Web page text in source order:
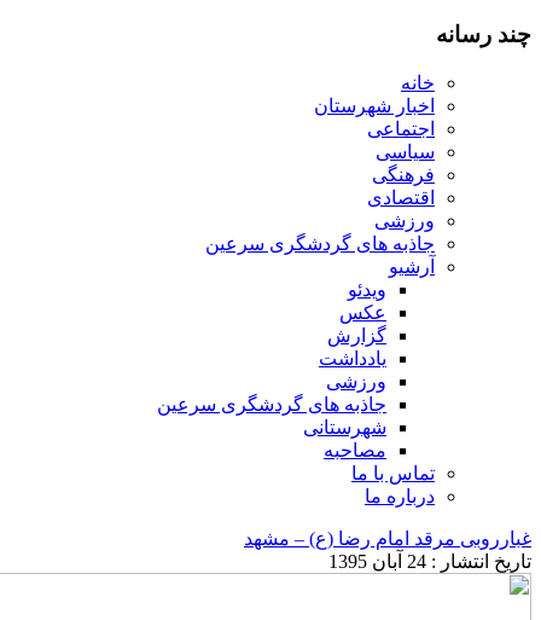
چند رسانه
خانه
اخبار شهرستان
اجتماعی
سیاسی
فرهنگی
اقتصادی
ورزشی
جاذبه های گردشگری سرعین
آرشیو
ویدئو
عکس
گزارش
یادداشت
ورزشی
جاذبه های گردشگری سرعین
شهرستانی
مصاحبه
تماس با ما
درباره ما
غبارروبی مرقد امام رضا (ع) – مشهد
تاریخ انتشار : 24 آبان 1395